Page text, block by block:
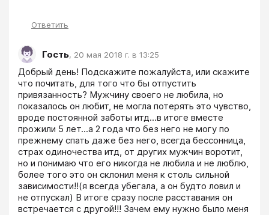
Ответить
Гость, 20 мая 2018 г. в 13:25
Добрый день! Подскажите пожалуйста, или скажите
что почитать, для того что бы отпустить
привязанность? Мужчину своего не любила, но
показалось он любит, не могла потерять это чувство,
вроде постоянной заботы итд...в итоге вместе
прожили 5 лет...а 2 года что без него не могу по
прежнему спать даже без него, всегда бессонница,
страх одиночества итд, от других мужчин воротит,
но и понимаю что его никогда не любила и не люблю,
более того это он склонил меня к столь сильной
зависимости!!(я всегда убегала, а он будто ловил и
не отпускал) В итоге сразу после расставания он
встречается с другой!!! Зачем ему нужно было меня